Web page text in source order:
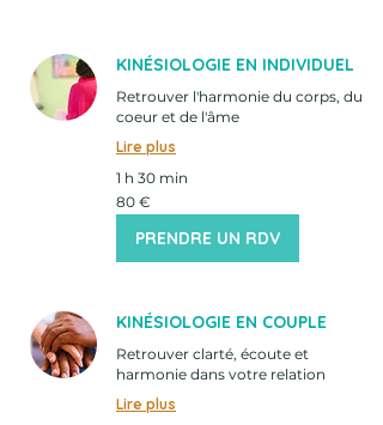
KINÉSIOLOGIE EN INDIVIDUEL
Retrouver l'harmonie du corps, du
coeur et de l'âme
Lire plus
1 h 30 min
80
euros
80 €
PRENDRE UN RDV
KINÉSIOLOGIE EN COUPLE
Retrouver clarté, écoute et
harmonie dans votre relation
Lire plus